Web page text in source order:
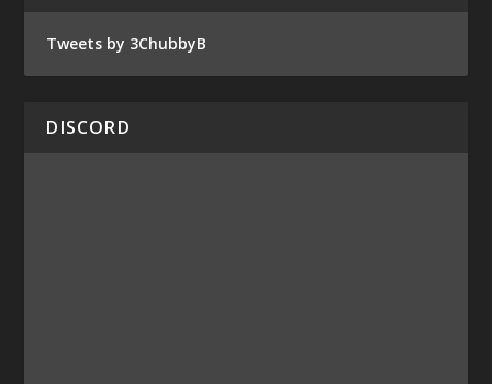
Tweets by 3ChubbyB
DISCORD